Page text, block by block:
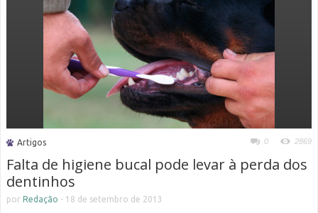
Artigos 0 2869
Falta de higiene bucal pode levar à perda dos
dentinhos
por Redação - 18 de setembro de 2013